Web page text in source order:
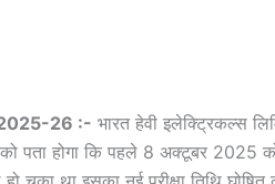
26 :- भारत हेवी इलेक्ट्रिकल्स
पता होगा कि पहले 8 अक्टूबर 2025